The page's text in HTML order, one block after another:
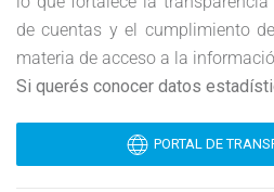
de cuentas y el cumplimiento
materia de acceso a la
Si querés conocer datos
PORTAL DE